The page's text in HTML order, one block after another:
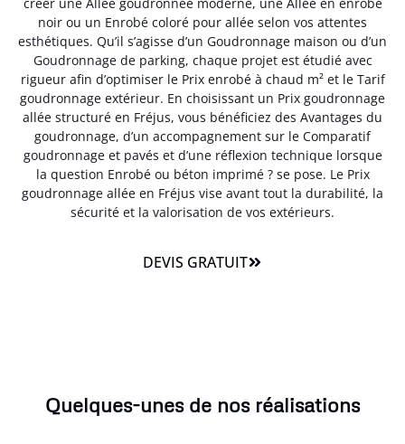
noir ou un Enrobé coloré pour allée selon vos attentes
esthétiques. Qu’il s’agisse d’un Goudronnage maison ou d’un
Goudronnage de parking, chaque projet est étudié avec
rigueur afin d’optimiser le Prix enrobé à chaud m² et le Tarif
goudronnage extérieur. En choisissant un Prix goudronnage
allée structuré en Fréjus, vous bénéficiez des Avantages du
goudronnage, d’un accompagnement sur le Comparatif
goudronnage et pavés et d’une réflexion technique lorsque
la question Enrobé ou béton imprimé ? se pose. Le Prix
goudronnage allée en Fréjus vise avant tout la durabilité, la
sécurité et la valorisation de vos extérieurs.
DEVIS GRATUIT
Quelques-unes de nos réalisations